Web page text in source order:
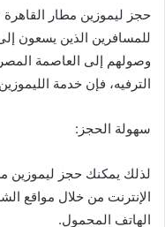
للمسافرين الذين يسعون
وصولهم إلى العاصمة
الترفيه، فإن خدمة
سهولة الحجز:
الإنترنت من خلال مواقع
الهاتف المحمول.